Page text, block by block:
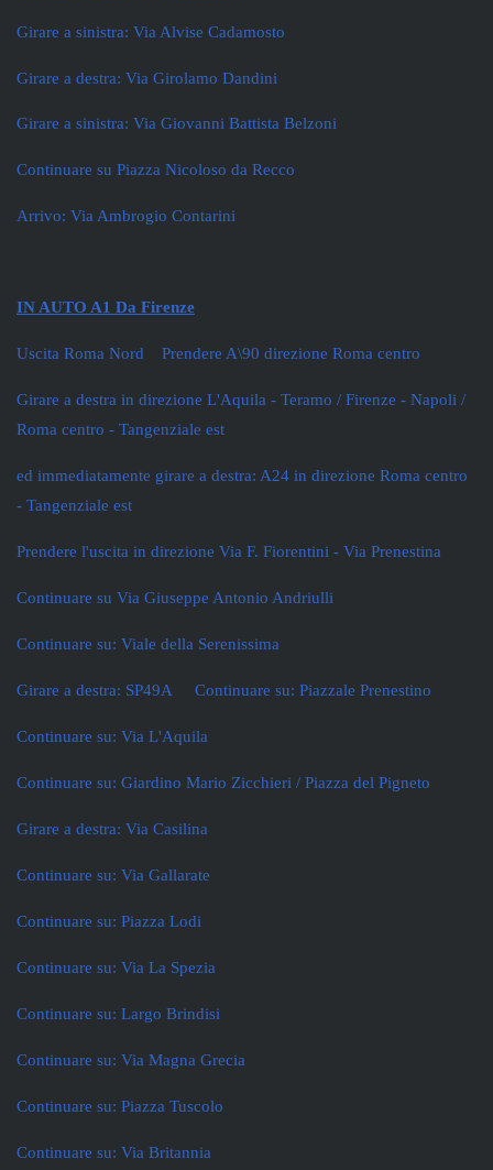
Girare a sinistra: Via Alvise Cadamosto
Girare a destra: Via Girolamo Dandini
Girare a sinistra: Via Giovanni Battista Belzoni
Continuare su Piazza Nicoloso da Recco
Arrivo: Via Ambrogio Contarini
IN AUTO A1 Da Firenze
Uscita Roma Nord Prendere A\90 direzione Roma centro
Girare a destra in direzione L'Aquila - Teramo / Firenze - Napoli /
Roma centro - Tangenziale est
ed immediatamente girare a destra: A24 in direzione Roma centro
- Tangenziale est
Prendere l'uscita in direzione Via F. Fiorentini - Via Prenestina
Continuare su Via Giuseppe Antonio Andriulli
Continuare su: Viale della Serenissima
Girare a destra: SP49A Continuare su: Piazzale Prenestino
Continuare su: Via L'Aquila
Continuare su: Giardino Mario Zicchieri / Piazza del Pigneto
Girare a destra: Via Casilina
Continuare su: Via Gallarate
Continuare su: Piazza Lodi
Continuare su: Via La Spezia
Continuare su: Largo Brindisi
Continuare su: Via Magna Grecia
Continuare su: Piazza Tuscolo
Continuare su: Via Britannia